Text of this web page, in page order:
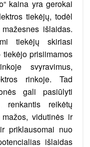
kaina yra gerokai
tiekėjų, todėl
išlaidas.
tiekėjų skiriasi
prisiimamos
svyravimus,
rinkoje. Tad
gali pasiūlyti
renkantis reikėtų
vidutinės ir
priklausomai nuo
išlaidas